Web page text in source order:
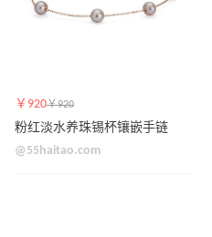
￥920￥920
粉红淡水养珠锡杯镶嵌手链
@55haitao.com